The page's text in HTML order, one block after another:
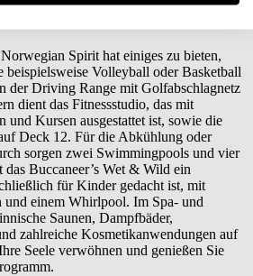
Spirit hat einiges zu bieten,
beispielsweise Volleyball oder Basketball
der Driving Range mit Golfabschlagnetz
dient das Fitnessstudio, das mit
und Kursen ausgestattet ist, sowie die
Deck 12. Für die Abkühlung oder
sorgen zwei Swimmingpools und vier
Buccaneer’s Wet & Wild ein
für Kinder gedacht ist, mit
und einem Whirlpool. Im Spa- und
Saunen, Dampfbäder,
zahlreiche Kosmetikanwendungen auf
Seele verwöhnen und genießen Sie